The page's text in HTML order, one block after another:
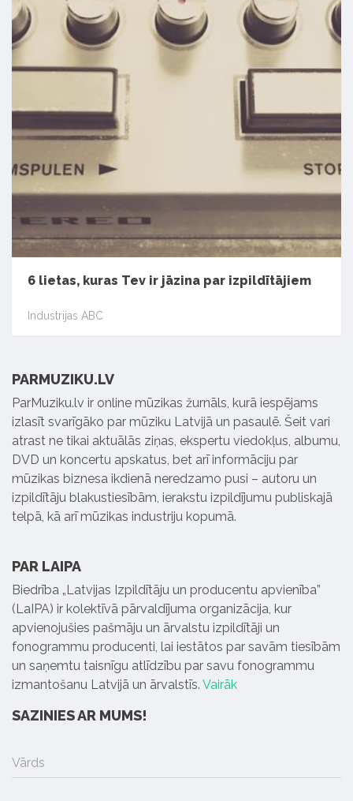
6 lietas, kuras Tev ir jāzina par izpildītājiem
Industrijas ABC
PARMUZIKU.LV
ParMuziku.lv ir online mūzikas žurnāls, kurā iespējams
izlasīt svarīgāko par mūziku Latvijā un pasaulē. Šeit vari
atrast ne tikai aktuālās ziņas, ekspertu viedokļus, albumu,
DVD un koncertu apskatus, bet arī informāciju par
mūzikas biznesa ikdienā neredzamo pusi – autoru un
izpildītāju blakustiesībām, ierakstu izpildījumu publiskajā
telpā, kā arī mūzikas industriju kopumā.
PAR LAIPA
Biedrība „Latvijas Izpildītāju un producentu apvienība”
(LaIPA) ir kolektīvā pārvaldījuma organizācija, kur
apvienojušies pašmāju un ārvalstu izpildītāji un
fonogrammu producenti, lai iestātos par savām tiesībām
un saņemtu taisnīgu atlīdzību par savu fonogrammu
izmantošanu Latvijā un ārvalstīs. Vairāk
SAZINIES AR MUMS!
Vārds